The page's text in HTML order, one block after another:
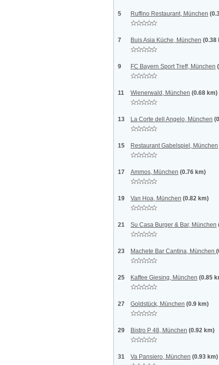
5 Ruffino Restaurant, München
7 Buis Asia Küche, München (0.38
9 FC Bayern Sport Treff, München
11 Wienerwald, München (0.68 km)
13 La Corte dell Angelo, München
15 Restaurant Gabelspiel, München
17 Ammos, München (0.76 km)
19 Van Hoa, München (0.82 km)
21 Su Casa Burger & Bar, München
23 Machete Bar Cantina, München
25 Kaffee Giesing, München (0.85
27 Goldstück, München (0.9 km)
29 Bistro P 48, München (0.92 km)
31 Va Pansiero‎, München (0.93 km)